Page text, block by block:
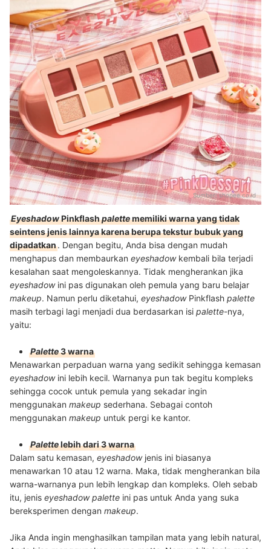
Sumber:shopee.co.id
EyeshadowPinkflashpalettememiliki warna yang tidak
seintens jenis lainnya karena berupa tekstur bubuk yang
dipadatkan. Dengan begitu, Anda bisa dengan mudah
menghapus dan membaurkan eyeshadowkembali bila terjadi
kesalahan saat mengoleskannya. Tidak mengherankan jika
eyeshadowini pas digunakan oleh pemula yang baru belajar
makeup. Namun perlu diketahui, eyeshadowPinkflash palette
masih terbagi lagi menjadi dua berdasarkan isi palette-nya,
yaitu:
Palette3 warna
Menawarkan perpaduan warna yang sedikit sehingga kemasan
eyeshadowini lebih kecil. Warnanya pun tak begitu kompleks
sehingga cocok untuk pemula yang sekadar ingin
menggunakan makeup sederhana. Sebagai contoh
menggunakan makeup untuk pergi ke kantor.
Palettelebih dari 3 warna
Dalam satu kemasan, eyeshadow jenis ini biasanya
menawarkan 10 atau 12 warna. Maka, tidak mengherankan bila
warna-warnanya pun lebih lengkap dan kompleks. Oleh sebab
itu, jenis eyeshadow palette ini pas untuk Anda yang suka
bereksperimen dengan makeup.
Jika Anda ingin menghasilkan tampilan mata yang lebih natural,